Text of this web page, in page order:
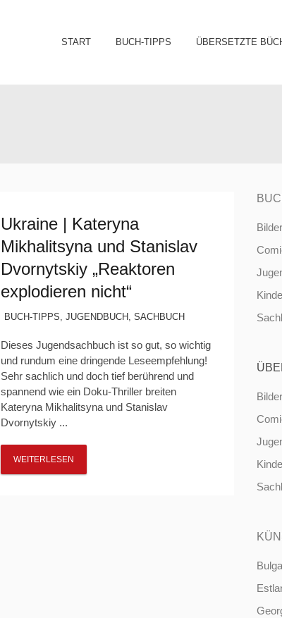
Skip
START BUCH-TIPPS ÜBERSETZTE
Ukraine | Kateryna
Mikhalitsyna und Stanislav
Dvornytskiy „Reaktoren
explodieren nicht“
BUCH-TIPPS, JUGENDBUCH , SACHBUCH
Dieses Jugendsachbuch ist so gut, so wichtig
und rundum eine dringende Leseempfehlung!
Sehr sachlich und doch tief berührend und
spannend wie ein Doku-Thriller breiten
Kateryna Mikhalitsyna und Stanislav
Dvornytskiy ...
WEITERLESEN